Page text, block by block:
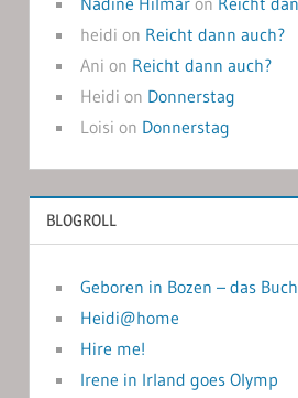
heidi on Reicht dann auch?
Ani on Reicht dann auch?
Heidi on Donnerstag
Loisi on Donnerstag
BLOGROLL
Geboren in Bozen – das Buch
Heidi@home
Hire me!
Irene in Irland goes Olymp